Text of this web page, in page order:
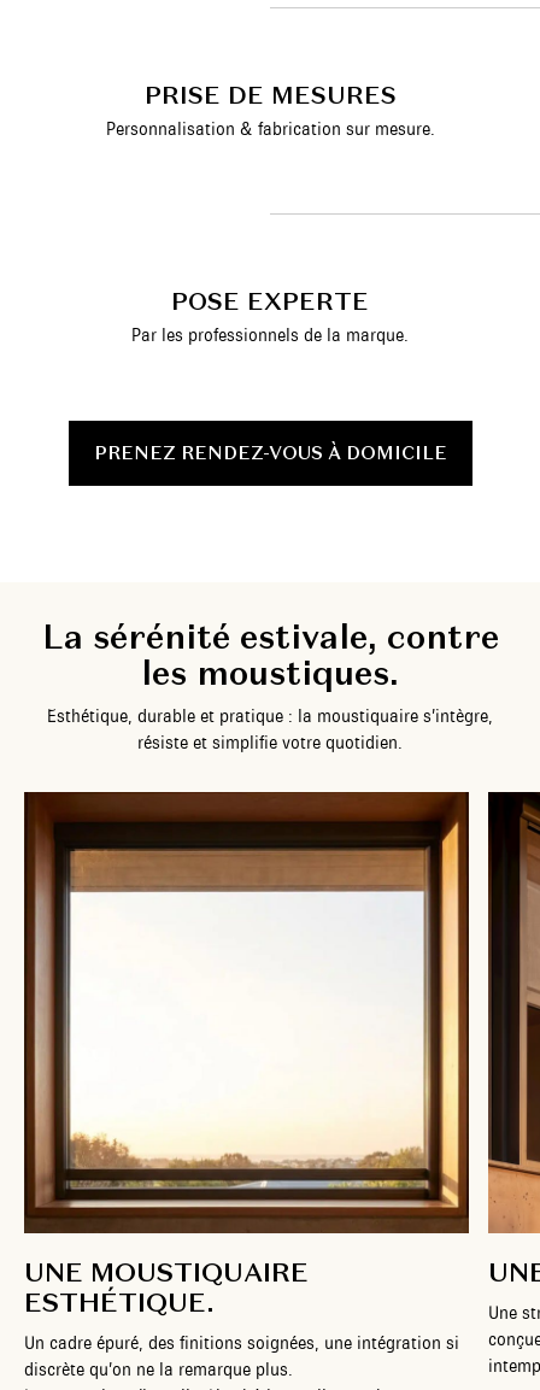
PRISE DE MESURES
Personnalisation & fabrication sur mesure.
POSE EXPERTE
Par les professionnels de la marque.
PRENEZ RENDEZ-VOUS À DOMICILE
La sérénité estivale, contre
les moustiques.
Esthétique, durable et pratique : la moustiquaire s’intègre,
résiste et simplifie votre quotidien.
UNE MOUSTIQUAIRE
ESTHÉTIQUE.
Un cadre épuré, des finitions soignées, une intégration si
discrète qu’on ne la remarque plus.
Une